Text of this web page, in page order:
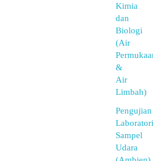
Kimia
dan
Biologi
(Air
&
Air
Limbah)
Pengujian
Sampel
Udara